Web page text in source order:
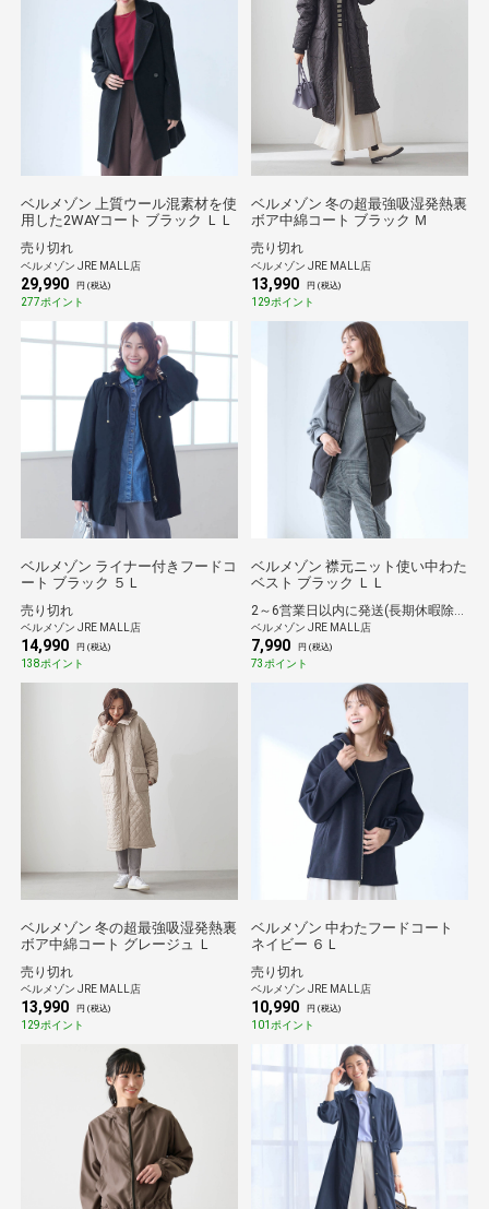
ベルメゾン 上質ウール混素材を使
用した2WAYコート ブラック ＬＬ
売り切れ
ベルメゾン JRE MALL店
29,990 円 (税込)
277ポイント
ベルメゾン 冬の超最強吸湿発熱裏
ボア中綿コート ブラック Ｍ
売り切れ
ベルメゾン JRE MALL店
13,990 円 (税込)
129ポイント
ベルメゾン ライナー付きフードコ
ート ブラック ５Ｌ
売り切れ
ベルメゾン JRE MALL店
14,990 円 (税込)
138ポイント
ベルメゾン 襟元ニット使い中わた
ベスト ブラック ＬＬ
ベルメゾン JRE MALL店
7,990 円 (税込)
73ポイント
ベルメゾン 冬の超最強吸湿発熱裏
ボア中綿コート グレージュ Ｌ
売り切れ
ベルメゾン JRE MALL店
13,990 円 (税込)
129ポイント
ベルメゾン 中わたフードコート
ネイビー ６Ｌ
売り切れ
ベルメゾン JRE MALL店
10,990 円 (税込)
101ポイント